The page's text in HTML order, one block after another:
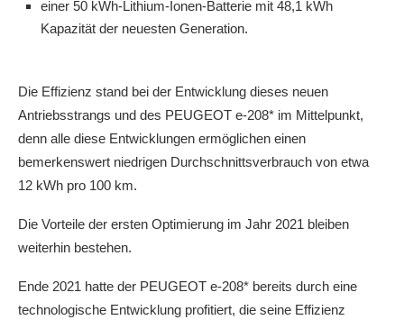
einer 50 kWh-Lithium-Ionen-Batterie mit 48,1 kWh
Kapazität der neuesten Generation.
Die Effizienz stand bei der Entwicklung dieses neuen
Antriebsstrangs und des PEUGEOT e-208* im Mittelpunkt,
denn alle diese Entwicklungen ermöglichen einen
bemerkenswert niedrigen Durchschnittsverbrauch von etwa
12 kWh pro 100 km.
Die Vorteile der ersten Optimierung im Jahr 2021 bleiben
weiterhin bestehen.
Ende 2021 hatte der PEUGEOT e-208* bereits durch eine
technologische Entwicklung profitiert, die seine Effizienz